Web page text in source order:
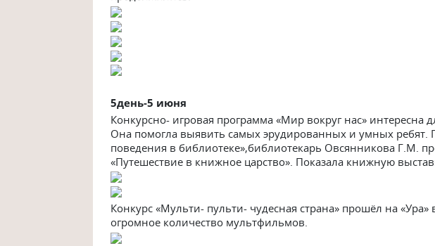
5день-5 июня
Конкурсно- игровая программа «Мир вокруг нас» интересна
Она помогла выявить самых эрудированных и умных ребят.
поведения в библиотеке»,библиотекарь Овсянникова Г.М.
«Путешествие в книжное царство». Показала книжную
Конкурс «Мульти- пульти- чудесная страна» прошёл на «Ура»
огромное количество мультфильмов.